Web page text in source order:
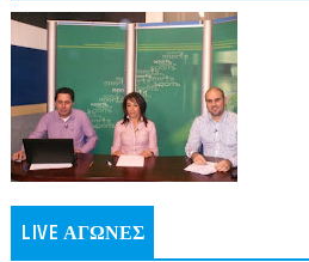
LIVE ΑΓΩΝΕΣ